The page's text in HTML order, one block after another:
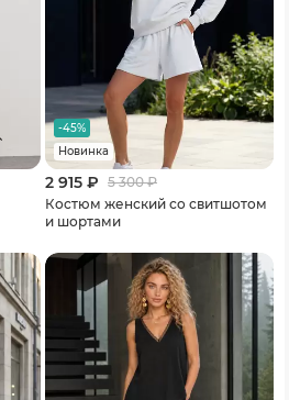
-45%
Новинка
2 915 ₽ 5 300₽
Костюм женский со свитшотом
и шортами